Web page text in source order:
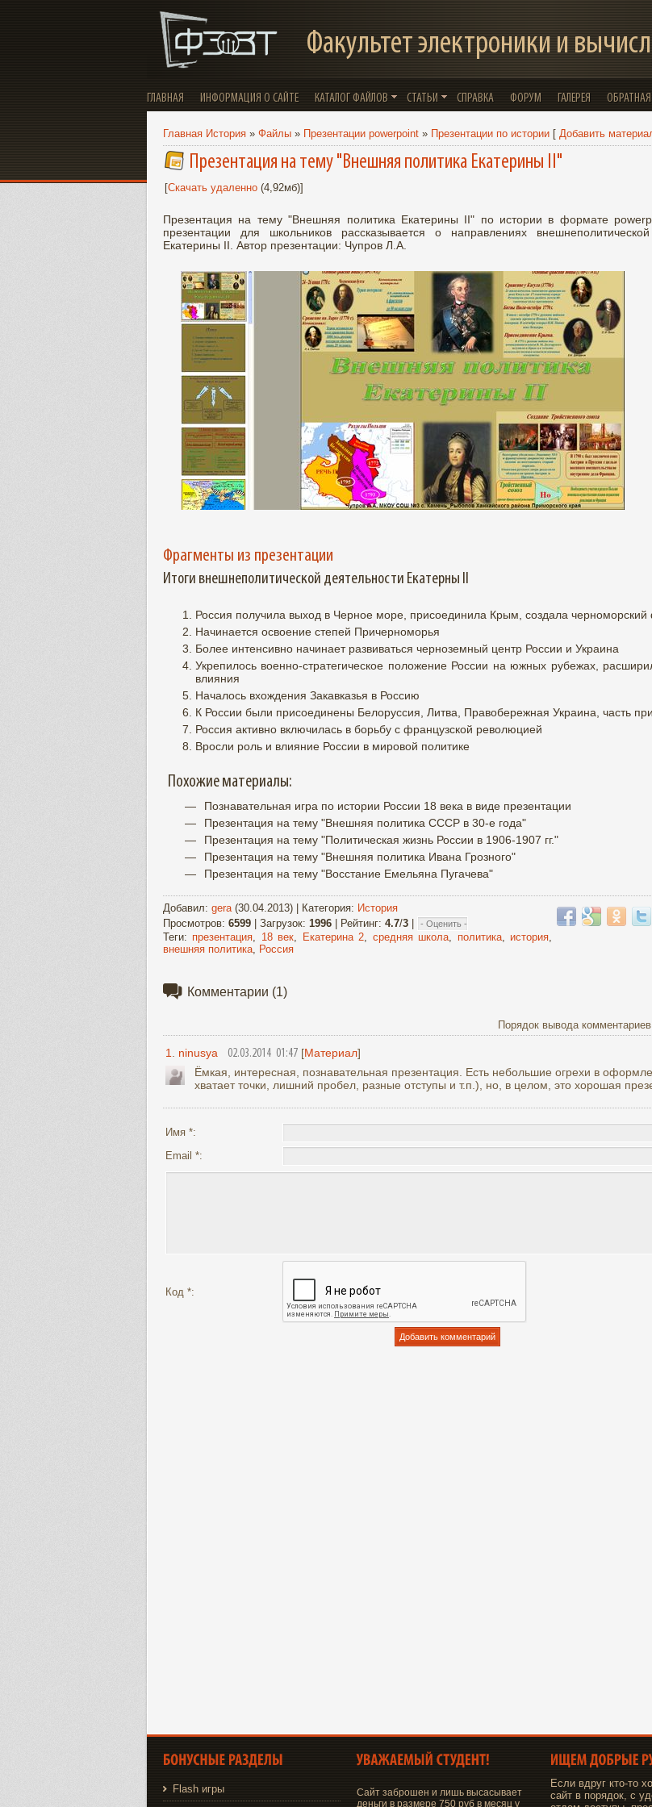
Факультет электроники и
ГЛАВНАЯ ИНФОРМАЦИЯ О САЙТЕ КАТАЛОГ ФАЙЛОВ СТАТЬИ СПРАВКА ФОРУМ ГАЛЕРЕЯ
Главная История » Файлы » Презентации powerpoint » Презентации по истории [ Добавить
Презентация на тему "Внешняя политика Екатерины II"
[Скачать удаленно (4,92мб)]
Презентация на тему "Внешняя политика Екатерины II" по истории в формате
презентации для школьников рассказывается о направлениях внешнеполитической
Екатерины II. Автор презентации: Чупров Л.А.
Фрагменты из презентации
Итоги внешнеполитической деятельности Екатерны II
Россия получила выход в Черное море, присоединила Крым, создала черноморский
Начинается освоение степей Причерноморья
Более интенсивно начинает развиваться черноземный центр России и Украина
Укрепилось военно-стратегическое положение России на южных рубежах,
влияния
Началось вхождения Закавказья в Россию
К России были присоединены Белоруссия, Литва, Правобережная Украина, часть
Россия активно включилась в борьбу с французской революцией
Вросли роль и влияние России в мировой политике
Похожие материалы:
Познавательная игра по истории России 18 века в виде презентации
Презентация на тему "Внешняя политика СССР в 30-е года"
Презентация на тему "Политическая жизнь России в 1906-1907 гг."
Презентация на тему "Внешняя политика Ивана Грозного"
Презентация на тему "Восстание Емельяна Пугачева"
Добавил: gera (30.04.2013) | Категория: История
Просмотров: 6599 | Загрузок: 1996 | Рейтинг: 4.7/3 |
Теги: презентация 18 век Екатерина 2 средняя школа политика, история
внешняя политика Россия
Комментарии (1)
Порядок вывода
1 ninusya 02.03.2014 01:47 [Материал]
Ёмкая, интересная, познавательная презентация. Есть небольшие огрехи в
хватает точки, лишний пробел, разные отступы и т.п.), но, в целом, это хорошая
Имя *:
Email *:
Код *:
Flash игры
Сайт заброшен и лишь высасывает
деньги в размере 750 руб в месяц у
Если вдруг кто-то
сайт в порядок, с